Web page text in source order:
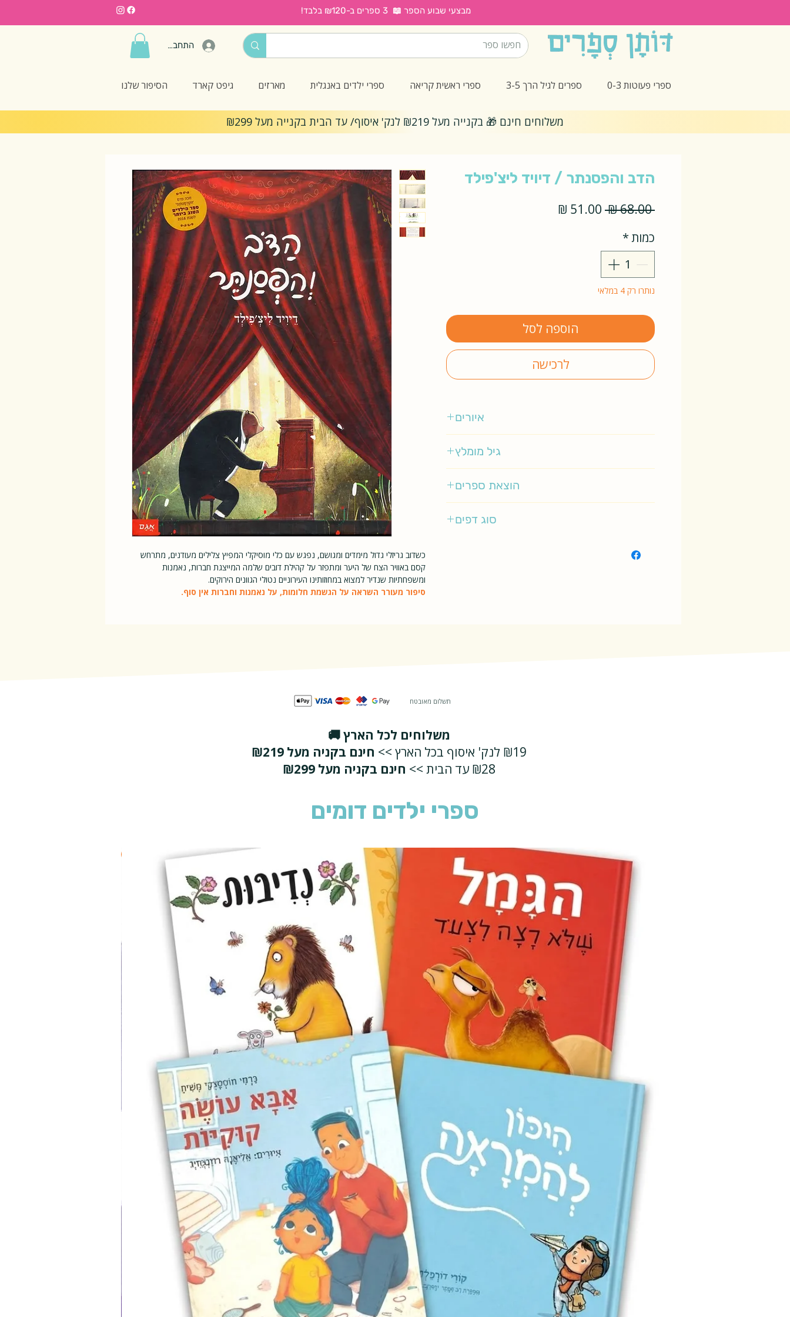
מבצעי שבוע הספר 📖 3 ספרים ב-₪120 בלבד!
התחברות
ספרי פעוטות 0-3 ספרים לגיל הרך 3-5 ספרי ראשית קריאה ספרי ילדים באנגלית מארזים גיפט קארד הסיפור שלנו
משלוחים חינם 🎁 בקנייה מעל ₪219 לנק' איסוף/ עד הבית בקנייה מעל ₪299
כשדוב גריזלי גדול מימדים ומגושם, נפגש עם כלי מוסיקלי המפיץ צלילים מעודנים, מתרחש
קסם באוויר הצח של היער ומתפזר על קהילת דובים שלמה המייצגת חברות, נאמנות
ומשפחתיות שנדיר למצוא במחוזותינו העירוניים נטולי הגוונים הירוקים.
סיפור מעורר השראה על הגשמת חלומות, על נאמנות וחברות אין סוף.
הדב והפסנתר / דיויד ליצ'פילד
‏68.00 ‏₪
מחיר
כמות*
נותרו רק 4 במלאי
הוספה לסל
לרכישה
איורים
גיל מומלץ
הוצאת ספרים
סוג דפים
תשלום מאובטח
משלוחים לכל הארץ 🚚
₪19 לנק' איסוף בכל הארץ >>
חינם בקניה מעל ₪219
₪28 עד הבית >>
חינם בקניה מעל ₪299
ספרי ילדים דומים